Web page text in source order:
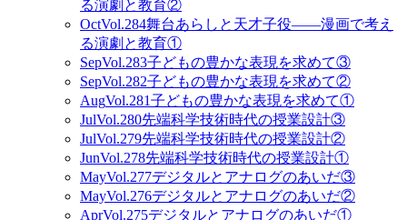
る演劇と教育②
OctVol.284舞台あらしと天才子役——漫画で考え
る演劇と教育①
SepVol.283子どもの豊かな表現を求めて③
SepVol.282子どもの豊かな表現を求めて②
AugVol.281子どもの豊かな表現を求めて①
JulVol.280先端科学技術時代の授業設計③
JulVol.279先端科学技術時代の授業設計②
JunVol.278先端科学技術時代の授業設計①
MayVol.277デジタルとアナログのあいだ③
MayVol.276デジタルとアナログのあいだ②
AprVol.275デジタルとアナログのあいだ①